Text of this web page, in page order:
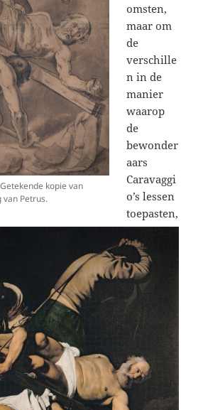
kopie van
van Petrus.
omsten,
maar om
de
verschille
n in de
manier
waarop
de
bewonder
aars
Caravaggi
o’s lessen
toepasten,